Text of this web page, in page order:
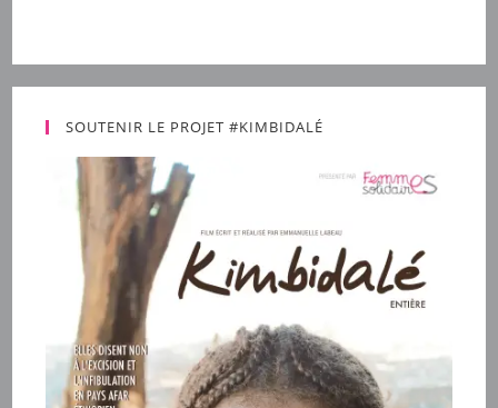
SOUTENIR LE PROJET #KIMBIDALÉ